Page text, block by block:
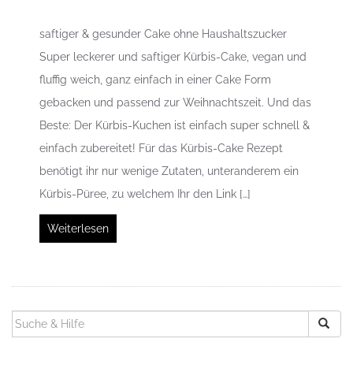
saftiger & gesunder Cake ohne Haushaltszucker
Super leckerer und saftiger Kürbis-Cake, vegan und
fluffig weich, ganz einfach in einer Cake Form
gebacken und passend zur Weihnachtszeit. Und das
Beste: Der Kürbis-Kuchen ist einfach super schnell &
einfach zubereitet! Für das Kürbis-Cake Rezept
benötigt ihr nur wenige Zutaten, unteranderem ein
Kürbis-Püree, zu welchem Ihr den Link […]
Weiterlesen
SUCHEN
NACH: